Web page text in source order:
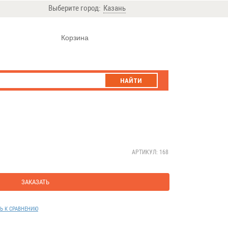
Выберите город: Казань
Корзина
НАЙТИ
АРТИКУЛ: 168
ЗАКАЗАТЬ
К СРАВНЕНИЮ